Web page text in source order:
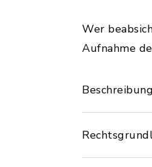
Wer
Aufnahme
Beschreibung